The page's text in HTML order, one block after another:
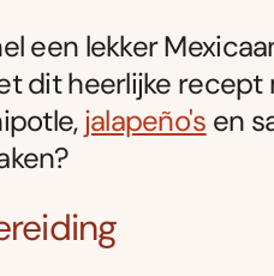
een lekker
dit heerlijke recept
jalapeño's en